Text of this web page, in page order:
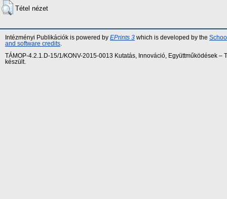
Tétel nézet
Intézményi Publikációk is powered by EPrints 3 which is developed by the
and software credits
TÁMOP-4.2.1.D-15/1/KONV-2015-0013 Kutatás, Innováció, Együttműködések
készült.